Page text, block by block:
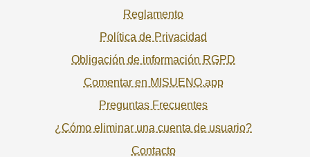
Reglamento
Política de Privacidad
Obligación de información RGPD
Comentar en MISUENO.app
Preguntas Frecuentes
¿Cómo eliminar una cuenta de usuario?
Contacto